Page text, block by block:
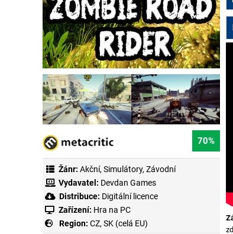
70%
Žánr: Akční, Simulátory, Závodní
Vydavatel: Devdan Games
Distribuce: Digitální licence
Zařízení: Hra na PC
Region: CZ, SK (celá EU)